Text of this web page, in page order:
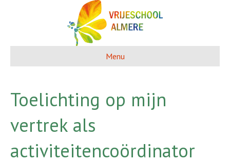
Menu
Toelichting op mijn
vertrek als
activiteitencoördinator